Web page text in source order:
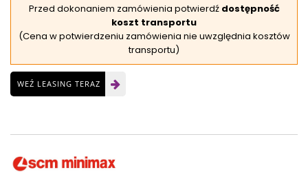
Przed dokonaniem zamówienia potwierdź dostępność
koszt transportu
(Cena w potwierdzeniu zamówienia nie uwzględnia kosztów
transportu)
WEŹ LEASING TERAZ